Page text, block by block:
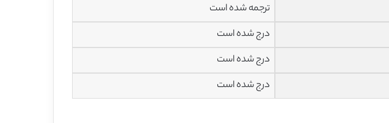
ترجمه شده است
درج شده است
درج شده است
درج شده است